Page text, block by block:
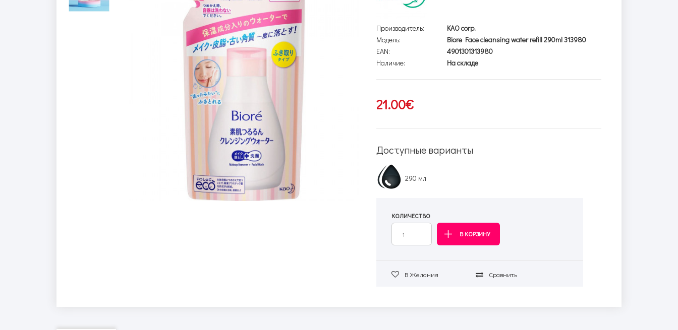
Производитель:
KAO corp.
Модель:
Biore Face cleansing water refill 290ml 313980
EAN:
4901301313980
Наличие:
На складе
21.00€
Доступные варианты
290 мл
КОЛИЧЕСТВО
В Желания Сравнить